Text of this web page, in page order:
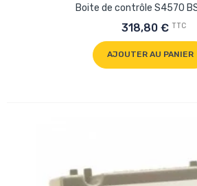
Boite de contrôle S4570
318,80 € TTC
AJOUTER AU PANIER